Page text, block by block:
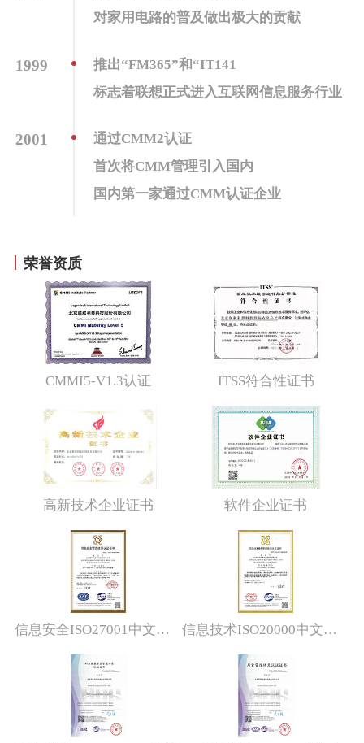
对家用电路的普及做出极大的贡献
1999
推出“FM365”和“IT141
标志着联想正式进入互联网信息服务行业
2001
通过CMM2认证
首次将CMM管理引入国内
国内第一家通过CMM认证企业
双软认证企业
2007
通过CMMI5认证
软件研发管理能力接轨国际顶级水平
2008
武汉联想利泰软件有限公司
与法国电信成立ODC
与联想研究院成立软件工程中心
通过ISO9001认证
成为2010年上海世博会软件服务提供商
2011
与微软、IBM紧密合作，成为其长期技术
服务提供商
成为中海油、搜狐、红帽、佳能等技术服
务提供商
成为JDA中国区合作伙伴
荣誉资质
CMMI5-V1.3认证 ITSS符合性证书
高新技术企业证书 软件企业证书
信息安全ISO27001中文证书 信息技术ISO20000中文证书